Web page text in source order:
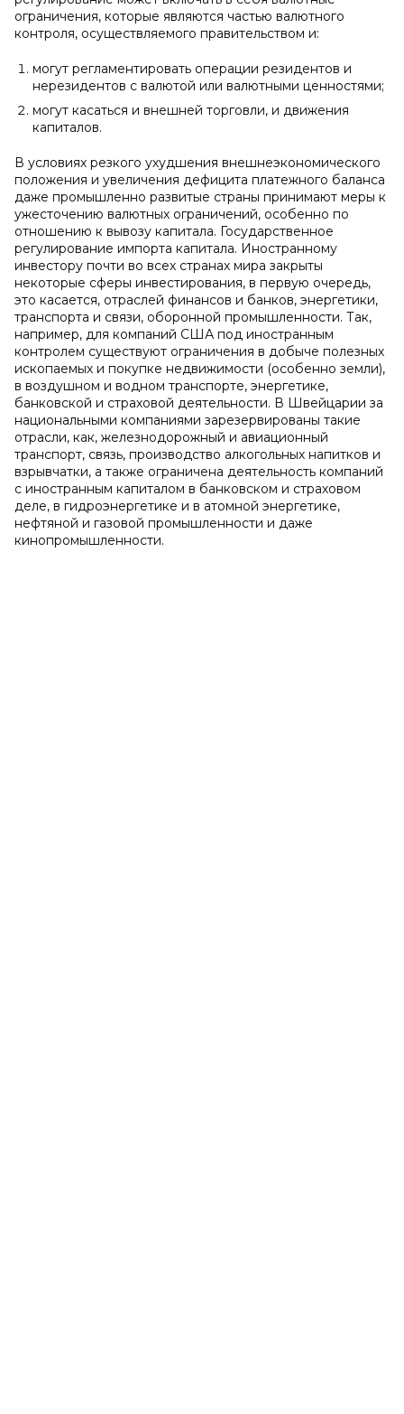
ограничения, которые являются частью валютного
контроля, осуществляемого правительством и:
могут регламентировать операции резидентов и
нерезидентов с валютой или валютными ценностями;
могут касаться и внешней торговли, и движения
капиталов.
В условиях резкого ухудшения внешнеэкономического
положения и увеличения дефицита платежного баланса
даже промышленно развитые страны принимают меры к
ужесточению валютных ограничений, особенно по
отношению к вывозу капитала. Государственное
регулирование импорта капитала. Иностранному
инвестору почти во всех странах мира закрыты
некоторые сферы инвестирования, в первую очередь,
это касается, отраслей финансов и банков, энергетики,
транспорта и связи, оборонной промышленности. Так,
например, для компаний США под иностранным
контролем существуют ограничения в добыче полезных
ископаемых и покупке недвижимости (особенно земли),
в воздушном и водном транспорте, энергетике,
банковской и страховой деятельности. В Швейцарии за
национальными компаниями зарезервированы такие
отрасли, как, железнодорожный и авиационный
транспорт, связь, производство алкогольных напитков и
взрывчатки, а также ограничена деятельность компаний
с иностранным капиталом в банковском и страховом
деле, в гидроэнергетике и в атомной энергетике,
нефтяной и газовой промышленности и даже
кинопромышленности.